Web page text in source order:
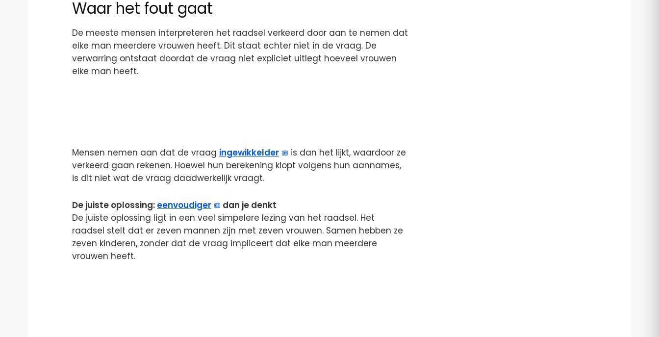
Waar het fout gaat
De meeste mensen interpreteren het raadsel verkeerd door aan te nemen dat
elke man meerdere vrouwen heeft. Dit staat echter niet in de vraag. De
verwarring ontstaat doordat de vraag niet expliciet uitlegt hoeveel vrouwen
elke man heeft.
Mensen nemen aan dat de vraag ingewikkelder
is dan het lijkt, waardoor ze
verkeerd gaan rekenen. Hoewel hun berekening klopt volgens hun aannames,
is dit niet wat de vraag daadwerkelijk vraagt.
De juiste oplossing: eenvoudiger
dan je denkt
De juiste oplossing ligt in een veel simpelere lezing van het raadsel. Het
raadsel stelt dat er zeven mannen zijn met zeven vrouwen. Samen hebben ze
zeven kinderen, zonder dat de vraag impliceert dat elke man meerdere
vrouwen heeft.